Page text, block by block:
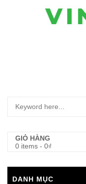
GIỎ HÀNG
0 items - 0₫
DANH MỤC